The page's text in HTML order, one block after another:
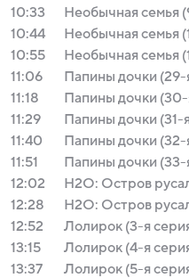
10:33
Необычная семья
10:44
Необычная семья
10:55
Необычная семья
11:06
Папины дочки (29-
11:18
Папины дочки (30-
11:29
Папины дочки (31-
11:40
Папины дочки (32-
11:51
Папины дочки (33-
12:02
H2O: Остров
12:28
H2O: Остров
12:52
Лолирок (3-я
13:15
Лолирок (4-я
13:37
Лолирок (5-я